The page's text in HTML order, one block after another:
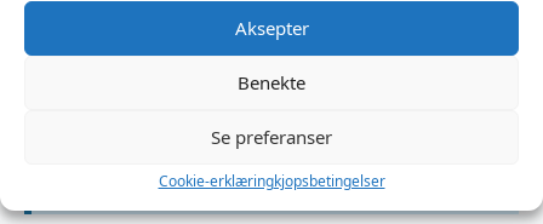
Aksepter
Benekte
Se preferanser
Cookie-erklæringkjopsbetingelser
Vi kan unntaksvis være utsolgt for enkelte artikler. Av
tekniske årsaker kan vi ikke vise lagersaldo på
På vei til lager